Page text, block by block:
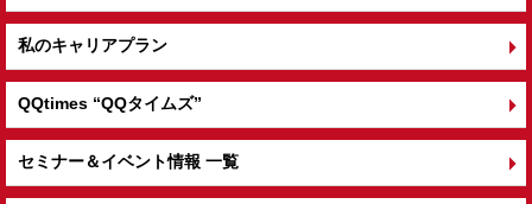
私のキャリアプラン
QQtimes “QQタイムズ”
セミナー＆イベント情報 一覧